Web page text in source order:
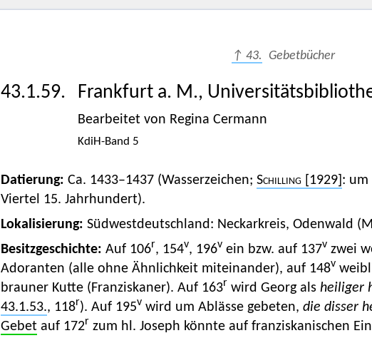
↑ 43. Gebetbücher
43.1.59. Frankfurt a. M.,
Bearbeitet von Regina Cermann
KdiH-Band 5
Datierung: Ca. 1433–1437 (Wasserzeichen; Schilling[1929] : um
Viertel 15. Jahrhundert).
Lokalisierung: Südwestdeutschland: Neckarkreis, Odenwald
Besitzgeschichte: Auf 106r, 154v, 196v ein bzw. auf 137v zwei
Adoranten (alle ohne Ähnlichkeit miteinander), auf 148v
brauner Kutte (Franziskaner). Auf 163r wird Georg als heiliger
43.1.53., 118r). Auf 195v wird um Ablässe gebeten, die disser
Gebetauf 172r zum hl. Joseph könnte auf franziskanischen